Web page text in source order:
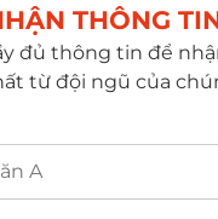
THÔNG
đủ thông tin để
từ đội ngũ của